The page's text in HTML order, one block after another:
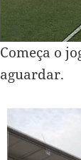
Começa o
aguardar.